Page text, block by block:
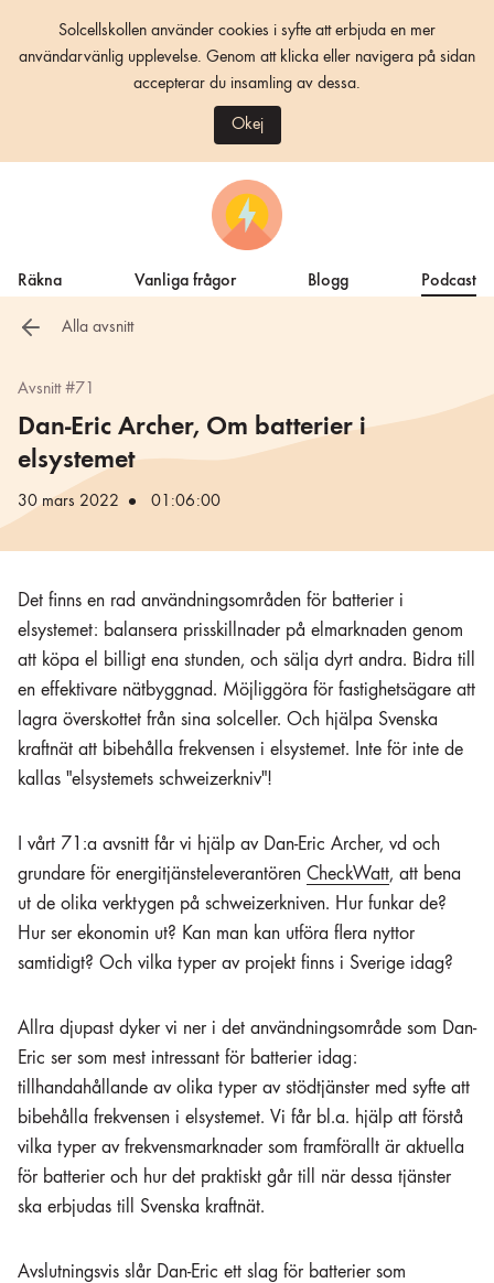
Solcellskollen använder cookies i syfte att erbjuda en mer
användarvänlig upplevelse. Genom att klicka eller navigera på sidan
accepterar du insamling av dessa.
Okej
Räkna Vanliga frågor Blogg Podcast
Alla avsnitt
Avsnitt #71
Dan-Eric Archer, Om batterier i
elsystemet
30 mars 2022 01:06:00
Det finns en rad användningsområden för batterier i
elsystemet: balansera prisskillnader på elmarknaden genom
att köpa el billigt ena stunden, och sälja dyrt andra. Bidra till
en effektivare nätbyggnad. Möjliggöra för fastighetsägare att
lagra överskottet från sina solceller. Och hjälpa Svenska
kraftnät att bibehålla frekvensen i elsystemet. Inte för inte de
kallas "elsystemets schweizerkniv"!
I vårt 71:a avsnitt får vi hjälp av Dan-Eric Archer, vd och
grundare för energitjänsteleverantören CheckWatt, att bena
ut de olika verktygen på schweizerkniven. Hur funkar de?
Hur ser ekonomin ut? Kan man kan utföra flera nyttor
samtidigt? Och vilka typer av projekt finns i Sverige idag?
Allra djupast dyker vi ner i det användningsområde som Dan-
Eric ser som mest intressant för batterier idag:
tillhandahållande av olika typer av stödtjänster med syfte att
bibehålla frekvensen i elsystemet. Vi får bl.a. hjälp att förstå
vilka typer av frekvensmarknader som framförallt är aktuella
för batterier och hur det praktiskt går till när dessa tjänster
ska erbjudas till Svenska kraftnät.
Avslutningsvis slår Dan-Eric ett slag för batterier som